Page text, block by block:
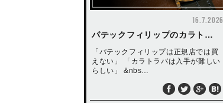
16.7.2026
パテックフィリップのカラト…
「パテックフィリップは正規店では買
えない」 「カラトラバは入手が難しい
らしい」 &nbs…